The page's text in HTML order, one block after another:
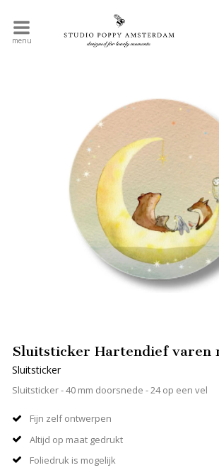
menu
Sluitsticker Hartendief varen
Sluitsticker
Sluitsticker - 40 mm doorsnede - 24 op een vel
Fijn zelf ontwerpen
Altijd op maat gedrukt
Foliedruk is mogelijk